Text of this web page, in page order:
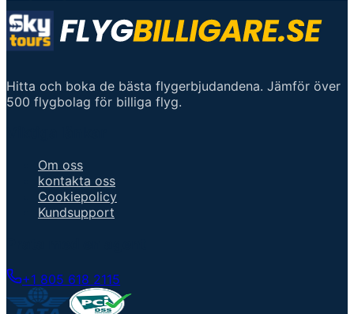
Hitta och boka de bästa flygerbjudandena. Jämför över
500 flygbolag för billiga flyg.
Om oss
kontakta oss
Cookiepolicy
Kundsupport
+1 805 618 2115